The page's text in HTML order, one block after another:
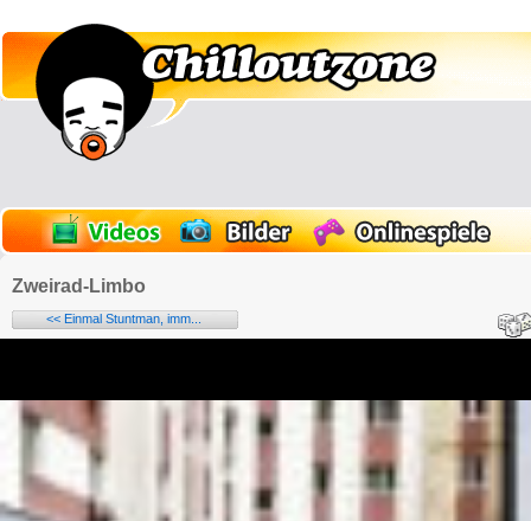
Zweirad-Limbo
<< Einmal Stuntman, imm...